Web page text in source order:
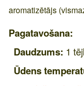
aromatizētājs
Pagatavošana:
Daudzums: 1
Ūdens